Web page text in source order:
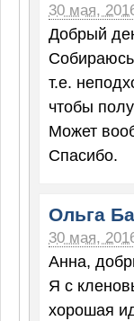
30 мая,
Добрый
т.е.
чтобы
Может
Спасибо.
Ольга
30 мая,
Анна,
Я с
хорошая